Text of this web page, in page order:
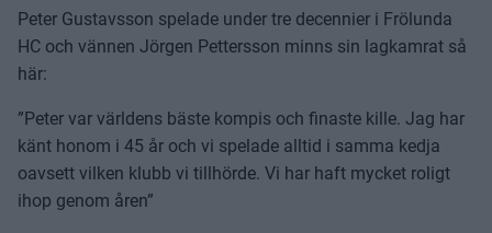
Peter Gustavsson spelade under tre decennier i Frölunda
HC och vännen Jörgen Pettersson minns sin lagkamrat så
här:
”Peter var världens bäste kompis och finaste kille. Jag har
känt honom i 45 år och vi spelade alltid i samma kedja
oavsett vilken klubb vi tillhörde. Vi har haft mycket roligt
ihop genom åren”